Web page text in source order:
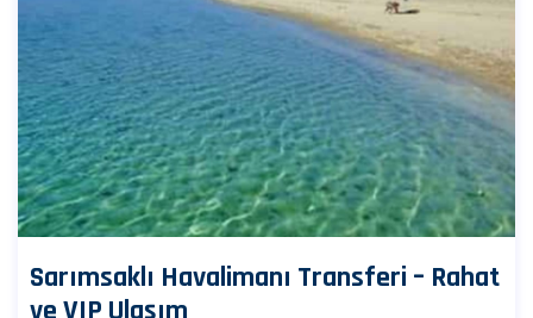
Sarımsaklı Havalimanı Transferi – Rahat